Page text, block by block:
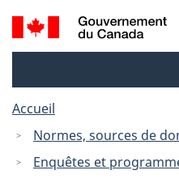
Recherche
et
Accueil
Normes, sources de
Enquêtes et